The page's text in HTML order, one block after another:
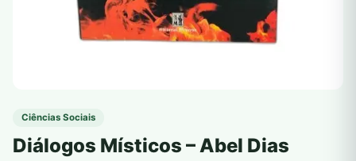
Ciências Sociais
Diálogos Místicos – Abel Dias